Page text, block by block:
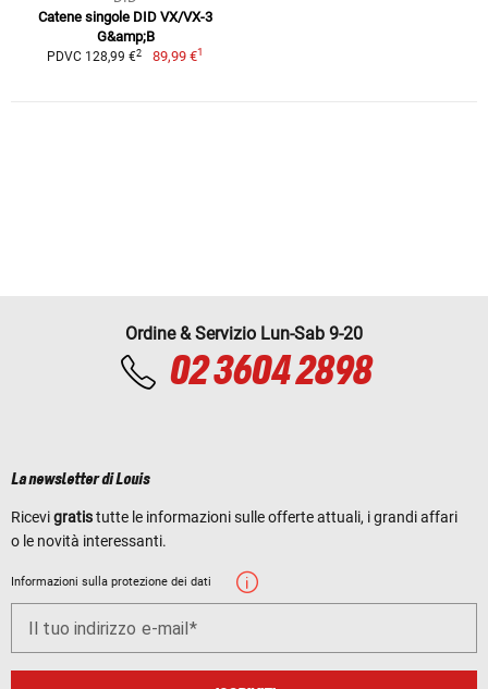
Catene singole DID VX/VX-3
G&amp;B
PDVC 128,99 €2 89,99 €1
Ordine & Servizio Lun-Sab 9-20
02 3604 2898
La newsletter di Louis
Ricevigratistutte le informazioni sulle offerte attuali, i grandi affari
o le novità interessanti.
Informazioni sulla protezione dei dati
Il tuo indirizzo e-mail